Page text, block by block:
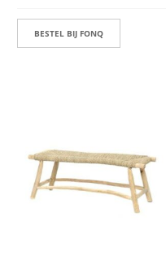
BESTEL BIJ FONQ